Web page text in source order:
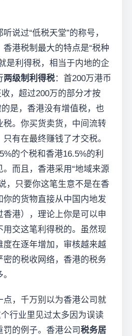
说过“低税天堂”的称号，
港税制最大的特点是“税种
是利得税，相当于内地的企
两级制利得税：首200万港币
，超过200万的部分才按
是，香港没有增值税，也
。你买货卖货，中间流转
有在最终赚钱了才交税。
的个税和香港16.5%的利
而且，香港采用“地域来源
，只要你这笔生意不是在香
的货物直接从中国内地发
港），理论上你是可以申
交这笔利得税的。虽然现
在逐年增加，审核越来越
密的税收网络，香港的税务
点，千万别以为香港公司就
行业里见过太多因为误读
的例子。香港公司 税务居